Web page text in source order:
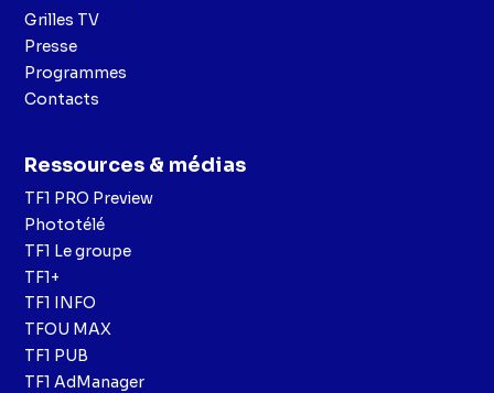
Grilles TV
Presse
Programmes
Contacts
Ressources & médias
TF1 PRO Preview
Phototélé
TF1 Le groupe
TF1+
TF1 INFO
TFOU MAX
TF1 PUB
TF1 AdManager